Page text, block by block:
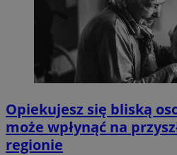
Opiekujesz się bliską
może wpłynąć na
regionie